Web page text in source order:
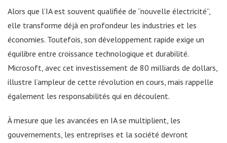
Alors que l’IA est souvent qualifiée de “nouvelle électricité”,
elle transforme déjà en profondeur les industries et les
économies. Toutefois, son développement rapide exige un
équilibre entre croissance technologique et durabilité.
Microsoft, avec cet investissement de 80 milliards de dollars,
illustre l’ampleur de cette révolution en cours, mais rappelle
également les responsabilités qui en découlent.
À mesure que les avancées en IA se multiplient, les
gouvernements, les entreprises et la société devront